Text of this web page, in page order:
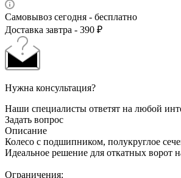
Самовывоз сегодня - бесплатно
Доставка завтра - 390 ₽
Нужна консультация?
Наши специалисты ответят на любой
Задать вопрос
Описание
Колесо с подшипником, полукруглое
Идеальное решение для откатных ворот
Ограничения: